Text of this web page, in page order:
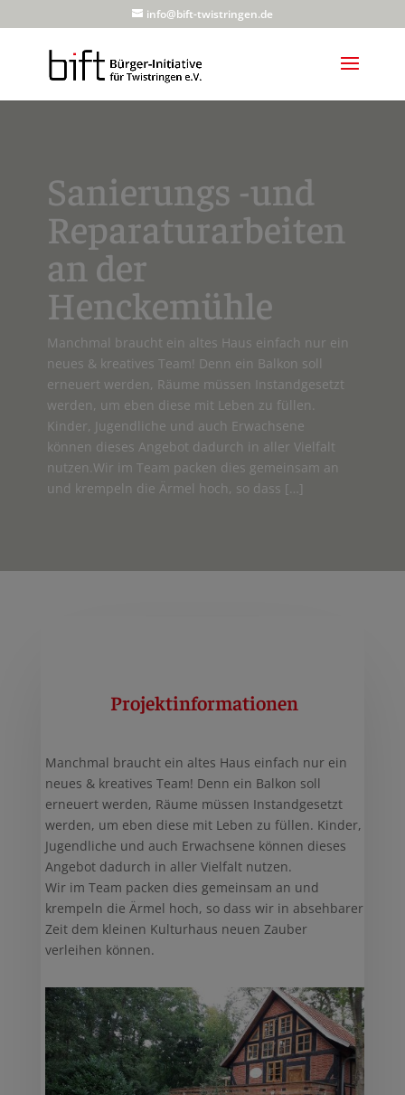
info@bift-twistringen.de
Sanierungs -und
Reparaturarbeiten
an der
Henckemühle
Manchmal braucht ein altes Haus einfach nur ein
neues & kreatives Team! Denn ein Balkon soll
erneuert werden, Räume müssen Instandgesetzt
werden, um eben diese mit Leben zu füllen.
Kinder, Jugendliche und auch Erwachsene
können dieses Angebot dadurch in aller Vielfalt
nutzen.Wir im Team packen dies gemeinsam an
und krempeln die Ärmel hoch, so dass […]
Projektinformationen
Manchmal braucht ein altes Haus einfach nur ein
neues & kreatives Team! Denn ein Balkon soll
erneuert werden, Räume müssen Instandgesetzt
werden, um eben diese mit Leben zu füllen. Kinder,
Jugendliche und auch Erwachsene können dieses
Angebot dadurch in aller Vielfalt nutzen.
Wir im Team packen dies gemeinsam an und
krempeln die Ärmel hoch, so dass wir in absehbarer
Zeit dem kleinen Kulturhaus neuen Zauber
verleihen können.